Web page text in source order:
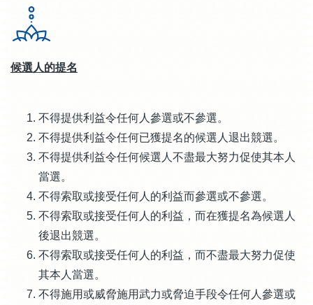
候選人的提名
不得提供利益令任何人參選或不參選。
不得提供利益令任何已獲提名的候選人退出競選。
不得提供利益令任何候選人不盡最大努力促使其本人
當選。
不得索取或接受任何人的利益而參選或不參選。
不得索取或接受任何人的利益，而在獲提名為候選人
後退出競選。
不得索取或接受任何人的利益，而不盡最大努力促使
其本人當選。
不得施用或威脅施用武力或脅迫手段令任何人參選或